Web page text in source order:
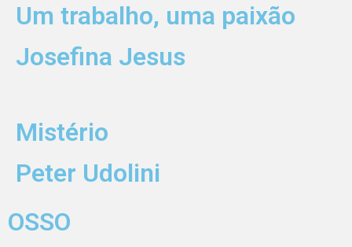
Um trabalho, uma paixão
Josefina Jesus
Mistério
Peter Udolini
OSSO